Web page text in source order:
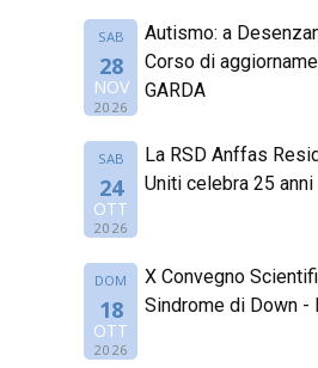
SAB
28
NOV
2026
Autismo: a
Corso di
GARDA
SAB
24
OTT
2026
La RSD Anffas
Uniti celebra 25 anni
DOM
18
OTT
2026
X Convegno
Sindrome di Down -